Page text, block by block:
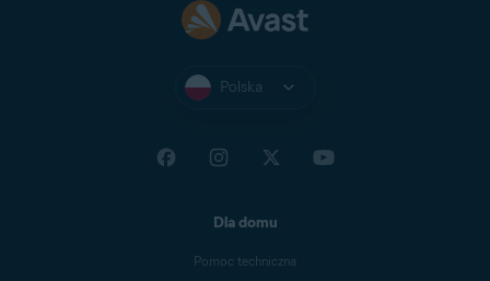
Polska
Dla domu
Pomoc techniczna